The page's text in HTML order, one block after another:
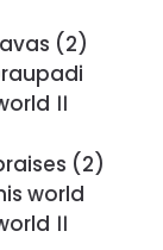
(2)
।।
(2)
world
।।